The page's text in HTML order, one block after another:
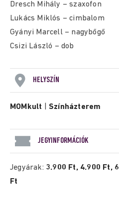
Dresch Mihály – szaxofon
Lukács Miklós – cimbalom
Gyányi Marcell – nagybőgő
Csizi László – dob
HELYSZÍN
MOMkult |Színházterem
JEGYINFORMÁCIÓK
Jegyárak: 3.900 Ft, 4.900 Ft,
Ft